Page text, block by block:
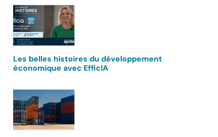
Les belles histoires du développement
économique avec EfficIA